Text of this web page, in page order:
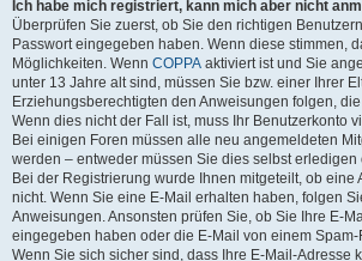
Ich habe mich registriert, kann mich aber nicht
Überprüfen Sie zuerst, ob Sie den richtigen
Passwort eingegeben haben. Wenn diese stimmen,
Möglichkeiten. Wenn COPPA aktiviert ist und Sie
unter 13 Jahre alt sind, müssen Sie bzw. einer Ihrer
Erziehungsberechtigten den Anweisungen folgen,
Wenn dies nicht der Fall ist, muss Ihr Benutzerkonto
Bei einigen Foren müssen alle neu angemeldeten
werden – entweder müssen Sie dies selbst erledigen
Bei der Registrierung wurde Ihnen mitgeteilt, ob eine
nicht. Wenn Sie eine E-Mail erhalten haben, folgen
Anweisungen. Ansonsten prüfen Sie, ob Sie Ihre E-
eingegeben haben oder die E-Mail von einem
Wenn Sie sich sicher sind, dass Ihre E-Mail-Adresse